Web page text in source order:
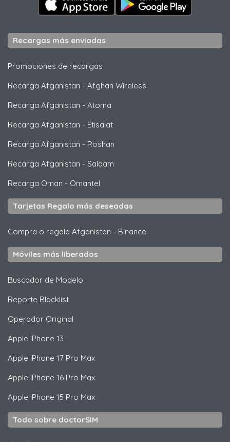
Recargas más enviadas
Promociones de recargas
Recarga Afganistan - Afghan Wireless
Recarga Afganistan - Atoma
Recarga Afganistan - Etisalat
Recarga Afganistan - Roshan
Recarga Afganistan - Salaam
Recarga Oman - Omantel
Tarjetas Regalo más deseadas
Compra o regala Afganistan - Binance
Móviles más liberados
Buscador de Modelo
Reporte Blacklist
Operador Original
Apple iPhone 13
Apple iPhone 17 Pro Max
Apple iPhone 16 Pro Max
Apple iPhone 15 Pro Max
Todo sobre doctorSIM